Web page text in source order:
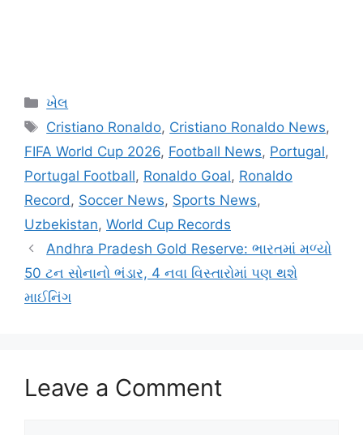
Categories
ખેલ
Tags
Cristiano Ronaldo, Cristiano Ronaldo News,
FIFA World Cup 2026, Football News, Portugal,
Portugal Football, Ronaldo Goal, Ronaldo
Record , Soccer News, Sports News,
Uzbekistan, World Cup Records
Andhra Pradesh Gold Reserve: ભારતમાં મળ્યો
50 ટન સોનાનો ભંડાર, 4 નવા વિસ્તારોમાં પણ થશે
માઈનિંગ
Leave a Comment